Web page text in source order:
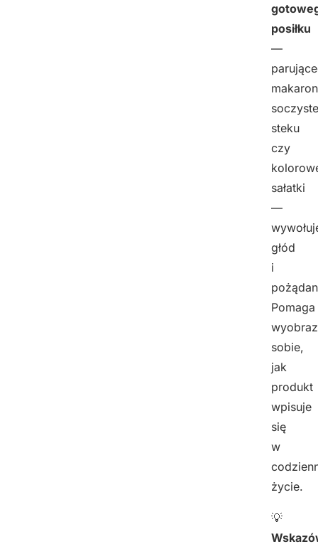
posiłku
—
steku
czy
sałatki
—
głód
i
Pomaga
sobie,
jak
produkt
wpisuje
się
w
życie.
💡